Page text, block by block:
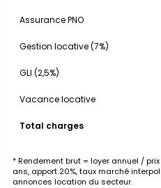
Assurance PNO
Gestion locative (7%)
GLI (2,5%)
Vacance locative
Total charges
* Rendement brut = loyer annuel /
ans, apport 20%, taux marché
annonces location du secteur.